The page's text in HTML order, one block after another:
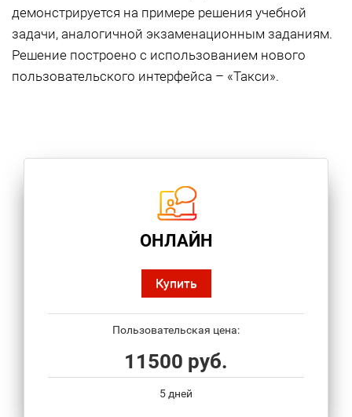
демонстрируется на примере решения учебной
задачи, аналогичной экзаменационным заданиям.
Решение построено с использованием нового
пользовательского интерфейса – «Такси».
ОНЛАЙН
Купить
Пользовательская цена:
11500 руб.
5 дней